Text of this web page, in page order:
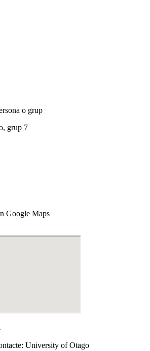
o grup
grup 7
Google Maps
University of Otago